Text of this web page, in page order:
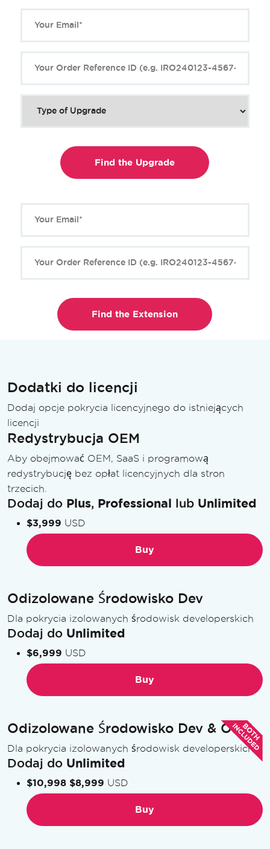
Dodatki do licencji
Dodaj opcje pokrycia licencyjnego do istniejących
licencji
Redystrybucja OEM
Aby obejmować OEM, SaaS i programową
redystrybucję bez opłat licencyjnych dla stron
trzecich.
Dodaj do Plus, Professional lub Unlimited
$3,999 USD
Buy
Odizolowane Środowisko Dev
Dla pokrycia izolowanych środowisk developerskich
Dodaj do Unlimited
$6,999 USD
Buy
Odizolowane Środowisko Dev & OEM
Dla pokrycia izolowanych środowisk developerskich
Dodaj do Unlimited
$10,998 $8,999 USD
Buy